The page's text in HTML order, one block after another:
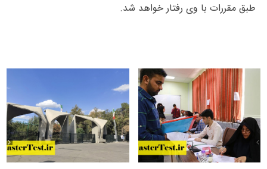
طبق‌ مقررات‌ با وی‌ رفتار خواهد شد.